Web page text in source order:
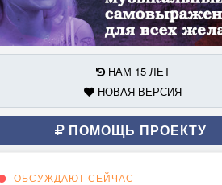
НАМ 15 ЛЕТ
НОВАЯ ВЕРСИЯ
ПОМОЩЬ ПРОЕКТУ
ОБСУЖДАЮТ СЕЙЧАС